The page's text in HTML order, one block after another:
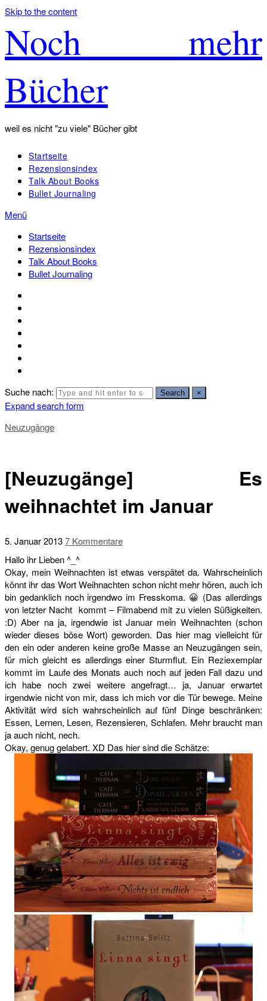
Skip to the content
Noch mehr
Bücher
weil es nicht "zu viele" Bücher gibt
Startseite
Rezensionsindex
Talk About Books
Bullet Journaling
Menü
Startseite
Rezensionsindex
Talk About Books
Bullet Journaling
Suche nach: Search ×
Expand search form
Neuzugänge
[Neuzugänge] Es
weihnachtet im Januar
5. Januar 20137 Kommentare
Hallo ihr Lieben ^_^
Okay, mein Weihnachten ist etwas verspätet da. Wahrscheinlich
könnt ihr das Wort Weihnachten schon nicht mehr hören, auch ich
bin gedanklich noch irgendwo im Fresskoma. 😀 (Das allerdings
von letzter Nacht kommt – Filmabend mit zu vielen Süßigkeiten.
:D) Aber na ja, irgendwie ist Januar mein Weihnachten (schon
wieder dieses böse Wort) geworden. Das hier mag vielleicht für
den ein oder anderen keine große Masse an Neuzugängen sein,
für mich gleicht es allerdings einer Sturmflut. Ein Reziexemplar
kommt im Laufe des Monats auch noch auf jeden Fall dazu und
ich habe noch zwei weitere angefragt… ja, Januar erwartet
irgendwie nicht von mir, dass ich mich vor die Tür bewege. Meine
Aktivität wird sich wahrscheinlich auf fünf Dinge beschränken:
Essen, Lernen, Lesen, Rezensieren, Schlafen. Mehr braucht man
ja auch nicht, nech.
Okay, genug gelabert. XD Das hier sind die Schätze: